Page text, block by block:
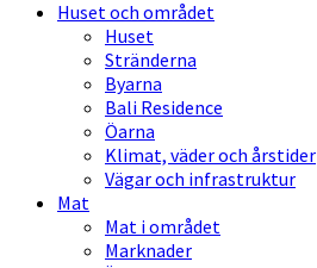
Huset och området
Huset
Stränderna
Byarna
Bali Residence
Öarna
Klimat, väder och årstider
Vägar och infrastruktur
Mat
Mat i området
Marknader